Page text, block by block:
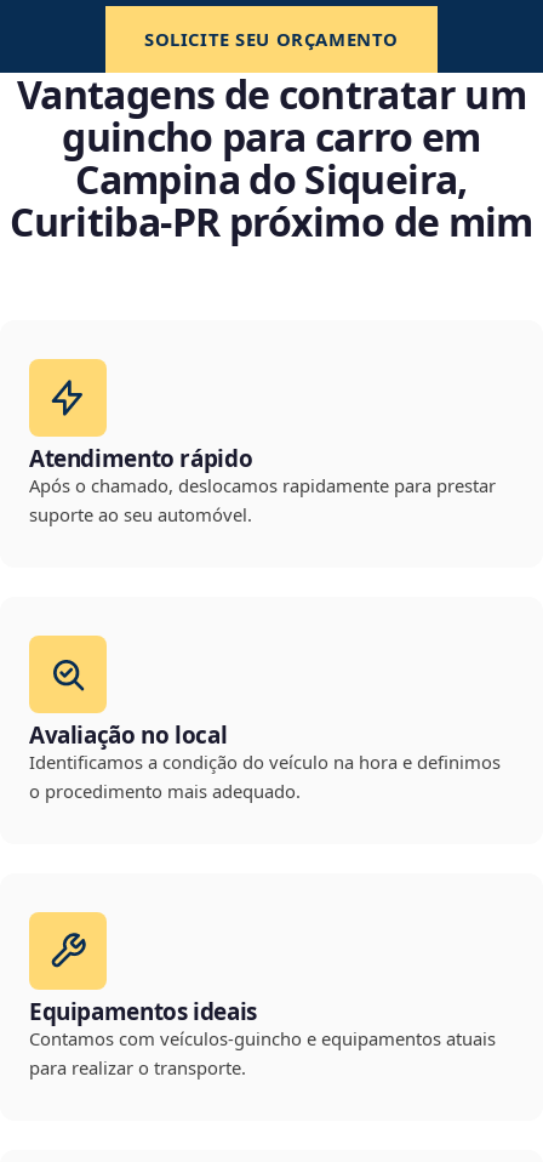
SOLICITE SEU ORÇAMENTO
Vantagens de contratar um
guincho para carro em
Campina do Siqueira,
Curitiba‑PR próximo de mim
Atendimento rápido
Após o chamado, deslocamos rapidamente para prestar
suporte ao seu automóvel.
Avaliação no local
Identificamos a condição do veículo na hora e definimos
o procedimento mais adequado.
Equipamentos ideais
Contamos com veículos-guincho e equipamentos atuais
para realizar o transporte.